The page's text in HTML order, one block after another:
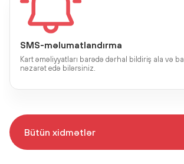
SMS-məlumatlandırma
Kart əməliyyatları barədə dərhal bildiriş ala və
nəzarət edə bilərsiniz.
Bütün xidmətlər